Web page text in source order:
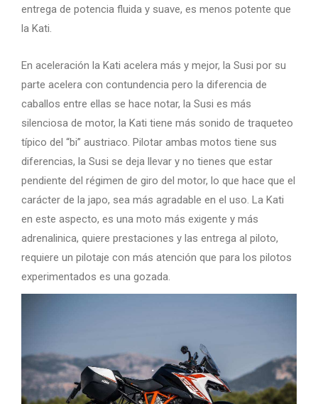
entrega de potencia fluida y suave, es menos potente que
la Kati.
En aceleración la Kati acelera más y mejor, la Susi por su
parte acelera con contundencia pero la diferencia de
caballos entre ellas se hace notar, la Susi es más
silenciosa de motor, la Kati tiene más sonido de traqueteo
típico del “bi” austriaco. Pilotar ambas motos tiene sus
diferencias, la Susi se deja llevar y no tienes que estar
pendiente del régimen de giro del motor, lo que hace que el
carácter de la japo, sea más agradable en el uso. La Kati
en este aspecto, es una moto más exigente y más
adrenalinica, quiere prestaciones y las entrega al piloto,
requiere un pilotaje con más atención que para los pilotos
experimentados es una gozada.